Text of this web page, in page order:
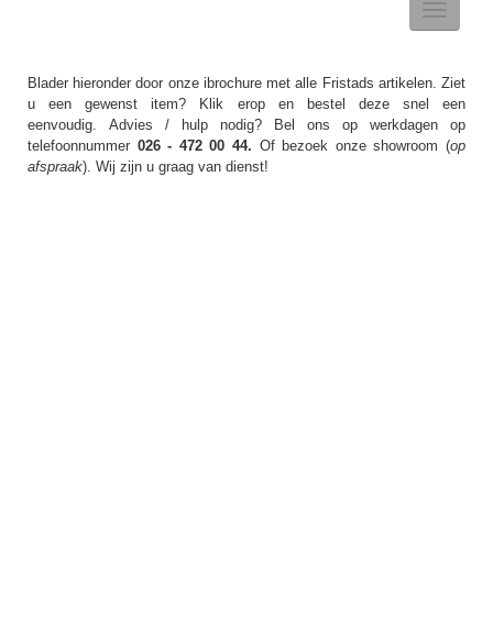
Toggle
Blader hieronder door onze ibrochure met alle Fristads artikelen. Ziet
u een gewenst item? Klik erop en bestel deze snel een
eenvoudig. Advies / hulp nodig? Bel ons op werkdagen op
telefoonnummer 026 - 472 00 44. Of bezoek onze showroom (op
afspraak). Wij zijn u graag van dienst!